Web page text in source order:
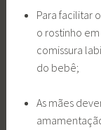
Para facilitar
o rostinho
comissura
do bebê;
As mães